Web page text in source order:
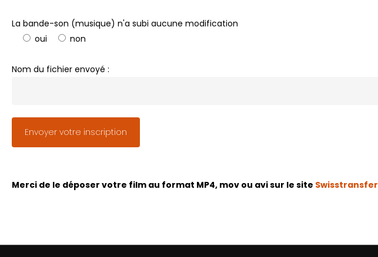
La bande-son (musique) n'a subi aucune modification
oui
non
Nom du fichier envoyé :
Merci de le déposer votre film au format MP4, mov ou avi sur le site Swisstransfer